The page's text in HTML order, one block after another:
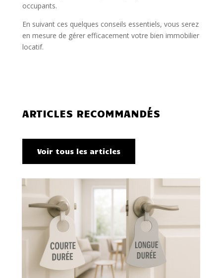
occupants.
En suivant ces quelques conseils essentiels, vous serez
en mesure de gérer efficacement votre bien immobilier
locatif.
ARTICLES RECOMMANDÉS
Voir tous les articles